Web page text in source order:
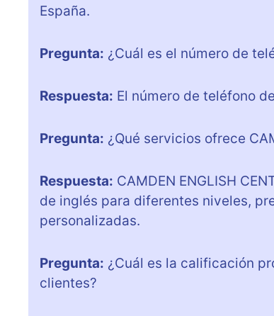
España.
Pregunta: ¿Cuál es el número de
Respuesta: El número de teléfono
Pregunta: ¿Qué servicios ofrece
Respuesta: CAMDEN ENGLISH
de inglés para diferentes niveles,
personalizadas.
Pregunta: ¿Cuál es la calificación
clientes?